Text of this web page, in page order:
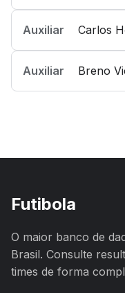
Auxiliar Carlos
Auxiliar Breno
Futibola
O maior banco de
Brasil. Consulte
times de forma